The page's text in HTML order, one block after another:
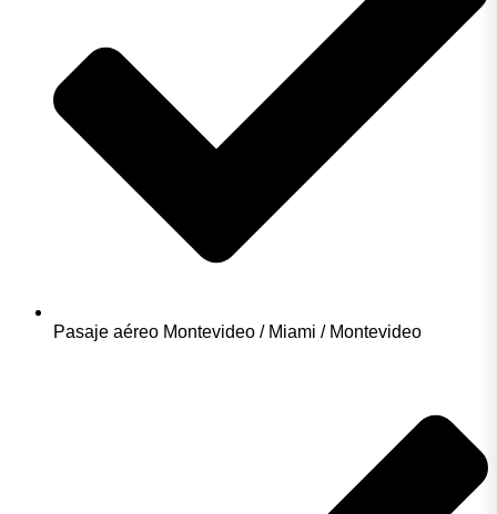
Pasaje aéreo Montevideo / Miami / Montevideo